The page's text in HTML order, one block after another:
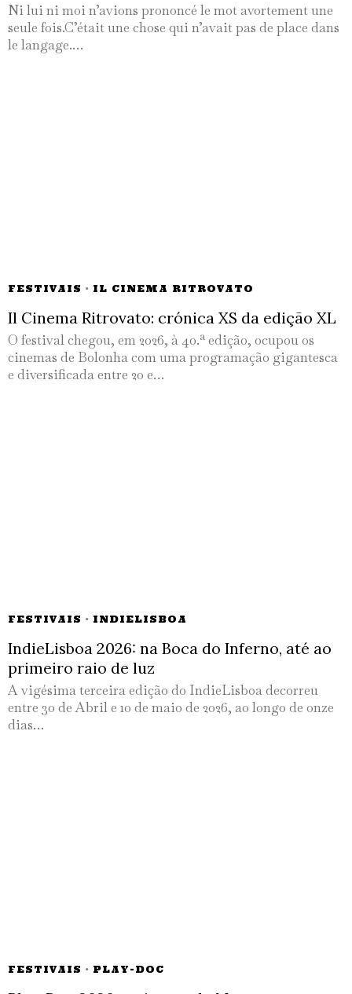
Ni lui ni moi n’avions prononcé le mot avortement une
seule fois.C’était une chose qui n’avait pas de place dans
le langage.…
FESTIVAIS · IL CINEMA RITROVATO
Il Cinema Ritrovato: crónica XS da edição XL
O festival chegou, em 2026, à 40.ª edição, ocupou os
cinemas de Bolonha com uma programação gigantesca
e diversificada entre 20 e…
FESTIVAIS · INDIELISBOA
IndieLisboa 2026: na Boca do Inferno, até ao
primeiro raio de luz
A vigésima terceira edição do IndieLisboa decorreu
entre 30 de Abril e 10 de maio de 2026, ao longo de onze
dias…
FESTIVAIS · PLAY-DOC